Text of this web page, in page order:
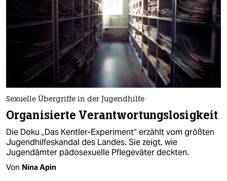
Sexuelle Übergriffe in der Jugendhilfe
Organisierte Verantwortungslosigkeit
Die Doku „Das Kentler-Experiment“ erzählt vom größten
Jugendhilfeskandal des Landes. Sie zeigt, wie
Jugendämter pädosexuelle Pflegeväter deckten.
Von Nina Apin